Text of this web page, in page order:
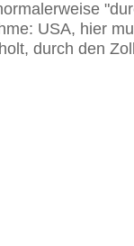
USA, hier
durch den